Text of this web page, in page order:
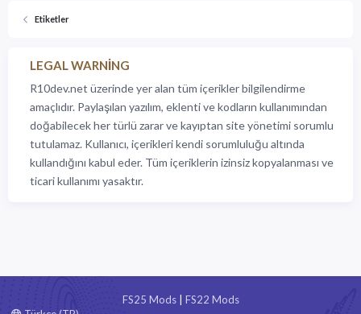
Etiketler
LEGAL WARNING
R10dev.net üzerinde yer alan tüm içerikler bilgilendirme
amaçlıdır. Paylaşılan yazılım, eklenti ve kodların kullanımından
doğabilecek her türlü zarar ve kayıptan site yönetimi sorumlu
tutulamaz. Kullanıcı, içerikleri kendi sorumluluğu altında
kullandığını kabul eder. Tüm içeriklerin izinsiz kopyalanması ve
ticari kullanımı yasaktır.
FS25 Mods| FS22 Mods